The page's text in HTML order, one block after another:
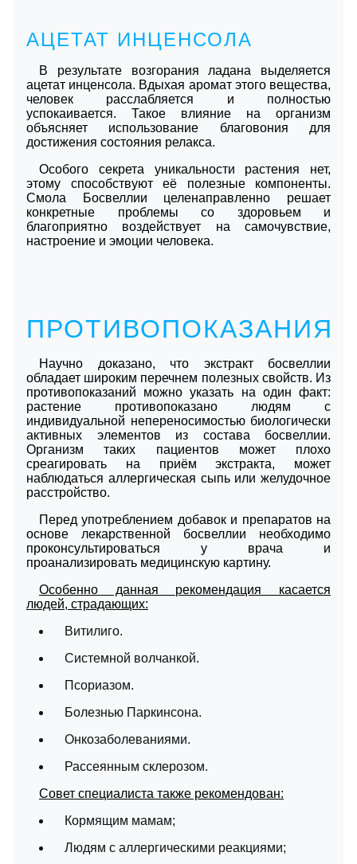
АЦЕТАТ ИНЦЕНСОЛА
В результате возгорания ладана выделяется
ацетат инценсола. Вдыхая аромат этого вещества,
человек расслабляется и полностью
успокаивается. Такое влияние на организм
объясняет использование благовония для
достижения состояния релакса.
Особого секрета уникальности растения нет,
этому способствуют её полезные компоненты.
Смола Босвеллии целенаправленно решает
конкретные проблемы со здоровьем и
благоприятно воздействует на самочувствие,
настроение и эмоции человека.
ПРОТИВОПОКАЗАНИЯ
Научно доказано, что экстракт босвеллии
обладает широким перечнем полезных свойств. Из
противопоказаний можно указать на один факт:
растение противопоказано людям с
индивидуальной непереносимостью биологически
активных элементов из состава босвеллии.
Организм таких пациентов может плохо
среагировать на приём экстракта, может
наблюдаться аллергическая сыпь или желудочное
расстройство.
Перед употреблением добавок и препаратов на
основе лекарственной босвеллии необходимо
проконсультироваться у врача и
проанализировать медицинскую картину.
Особенно данная рекомендация касается
людей, страдающих:
Витилиго.
Системной волчанкой.
Псориазом.
Болезнью Паркинсона.
Онкозаболеваниями.
Рассеянным склерозом.
Совет специалиста также рекомендован:
Кормящим мамам;
Людям с аллергическими реакциями;